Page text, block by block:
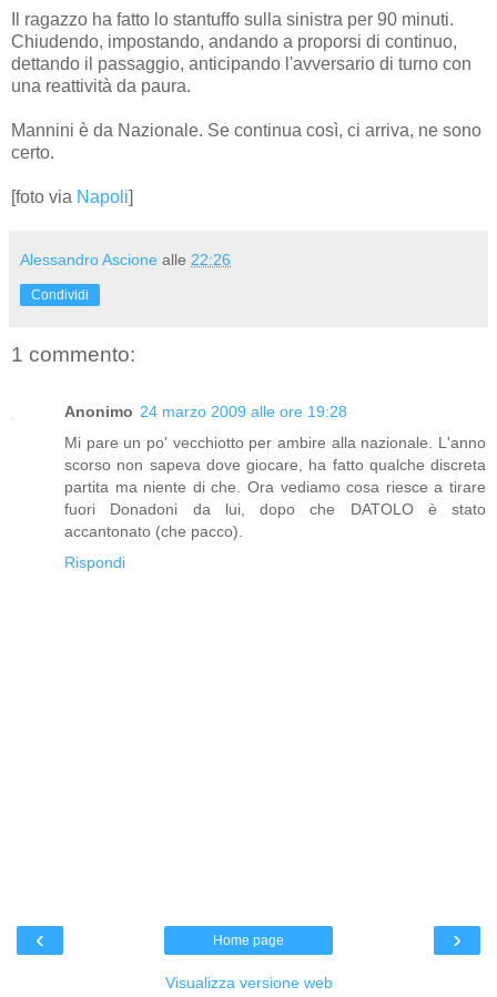
Il ragazzo ha fatto lo stantuffo sulla sinistra per 90 minuti.
Chiudendo, impostando, andando a proporsi di continuo,
dettando il passaggio, anticipando l'avversario di turno con
una reattività da paura.
Mannini è da Nazionale. Se continua così, ci arriva, ne sono
certo.
[foto via Napoli]
Alessandro Ascione alle 22:26
Condividi
1 commento:
Anonimo 24 marzo 2009 alle ore 19:28
Mi pare un po' vecchiotto per ambire alla nazionale. L'anno
scorso non sapeva dove giocare, ha fatto qualche discreta
partita ma niente di che. Ora vediamo cosa riesce a tirare
fuori Donadoni da lui, dopo che DATOLO è stato
accantonato (che pacco).
Rispondi
‹ ›
Home page
Visualizza versione web